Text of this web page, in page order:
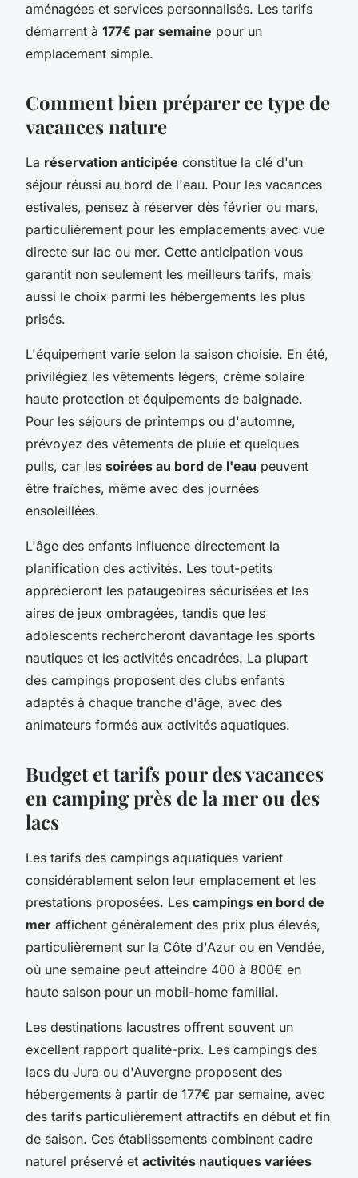
aménagées et services personnalisés. Les tarifs
démarrent à 177€ par semaine pour un
emplacement simple.
Comment bien préparer ce type de
vacances nature
La réservation anticipée constitue la clé d'un
séjour réussi au bord de l'eau. Pour les vacances
estivales, pensez à réserver dès février ou mars,
particulièrement pour les emplacements avec vue
directe sur lac ou mer. Cette anticipation vous
garantit non seulement les meilleurs tarifs, mais
aussi le choix parmi les hébergements les plus
prisés.
L'équipement varie selon la saison choisie. En été,
privilégiez les vêtements légers, crème solaire
haute protection et équipements de baignade.
Pour les séjours de printemps ou d'automne,
prévoyez des vêtements de pluie et quelques
pulls, car les soirées au bord de l'eau peuvent
être fraîches, même avec des journées
ensoleillées.
L'âge des enfants influence directement la
planification des activités. Les tout-petits
apprécieront les pataugeoires sécurisées et les
aires de jeux ombragées, tandis que les
adolescents rechercheront davantage les sports
nautiques et les activités encadrées. La plupart
des campings proposent des clubs enfants
adaptés à chaque tranche d'âge, avec des
animateurs formés aux activités aquatiques.
Budget et tarifs pour des vacances
en camping près de la mer ou des
lacs
Les tarifs des campings aquatiques varient
considérablement selon leur emplacement et les
prestations proposées. Les campings en bord de
mer affichent généralement des prix plus élevés,
particulièrement sur la Côte d'Azur ou en Vendée,
où une semaine peut atteindre 400 à 800€ en
haute saison pour un mobil-home familial.
Les destinations lacustres offrent souvent un
excellent rapport qualité-prix. Les campings des
lacs du Jura ou d'Auvergne proposent des
hébergements à partir de 177€ par semaine, avec
des tarifs particulièrement attractifs en début et fin
de saison. Ces établissements combinent cadre
naturel préservé et activités nautiques variées